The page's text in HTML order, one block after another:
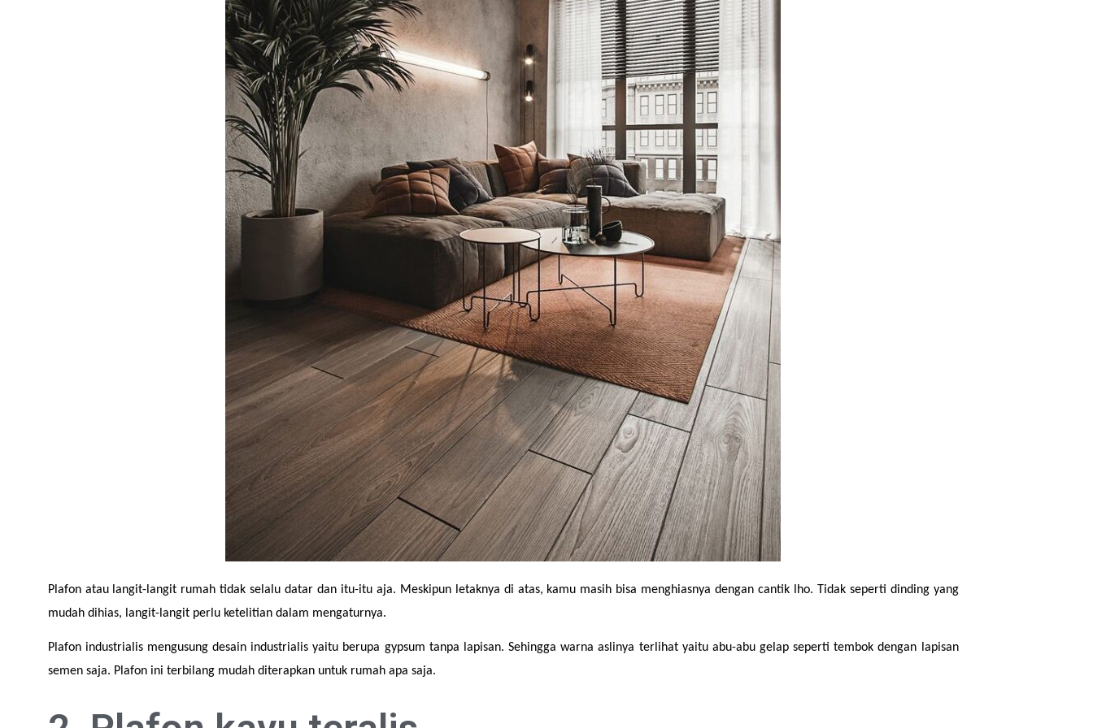
Plafon atau langit-langit rumah tidak selalu datar dan itu-itu aja. Meskipun letaknya di atas, kamu masih bisa menghiasnya dengan cantik lho. Tidak seperti dinding yang
mudah dihias, langit-langit perlu ketelitian dalam mengaturnya.
Plafon industrialis mengusung desain industrialis yaitu berupa gypsum tanpa lapisan. Sehingga warna aslinya terlihat yaitu abu-abu gelap seperti tembok dengan lapisan
semen saja. Plafon ini terbilang mudah diterapkan untuk rumah apa saja.